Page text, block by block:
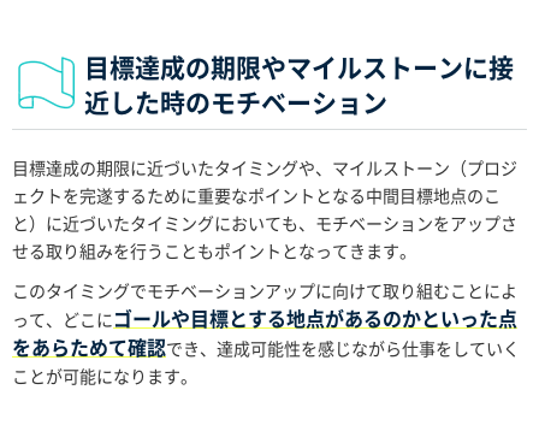
目標達成の期限やマイルストーンに接
近した時のモチベーション
目標達成の期限に近づいたタイミングや、マイルストーン（プロジ
ェクトを完遂するために重要なポイントとなる中間目標地点のこ
と）に近づいたタイミングにおいても、モチベーションをアップさ
せる取り組みを行うこともポイントとなってきます。
このタイミングでモチベーションアップに向けて取り組むことによ
って、どこにゴールや目標とする地点があるのかといった点
をあらためて確認でき、達成可能性を感じながら仕事をしていく
ことが可能になります。